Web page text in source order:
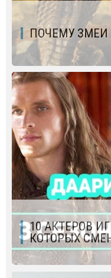
ПОЧЕМУ
10 АКТЕРОВ
КОТОРЫХ